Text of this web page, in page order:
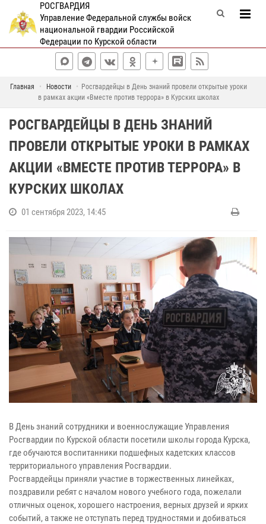
РОСГВАРДИЯ
Управление Федеральной службы войск
национальной гвардии Российской
Федерации по Курской области
Главная Новости
Росгвардейцы в День знаний провели открытые уроки
в рамках акции «Вместе против террора» в Курских школах
РОСГВАРДЕЙЦЫ В ДЕНЬ ЗНАНИЙ
ПРОВЕЛИ ОТКРЫТЫЕ УРОКИ В РАМКАХ
АКЦИИ «ВМЕСТЕ ПРОТИВ ТЕРРОРА» В
КУРСКИХ ШКОЛАХ
01 сентября 2023, 14:45
В День знаний сотрудники и военнослужащие Управления
Росгвардии по Курской области посетили школы города Курска,
где обучаются воспитанники подшефных кадетских классов
территориального управления Росгвардии.
Росгвардейцы приняли участие в торжественных линейках,
поздравили ребят с началом нового учебного года, пожелали
отличных оценок, хорошего настроения, верных друзей и ярких
событий, а также не отступать перед трудностями и добиваться